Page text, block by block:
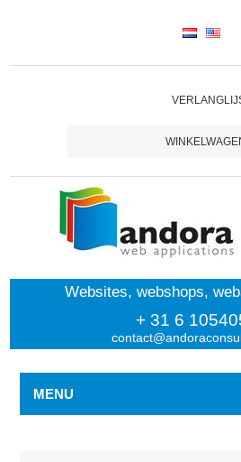
Websites, webshops,
+ 31 6
MENU